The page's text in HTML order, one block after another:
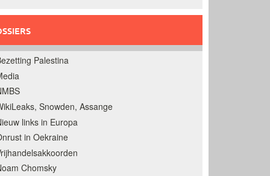
Palestina
Snowden, Assange
links in Europa
in Oekraine
Chomsky